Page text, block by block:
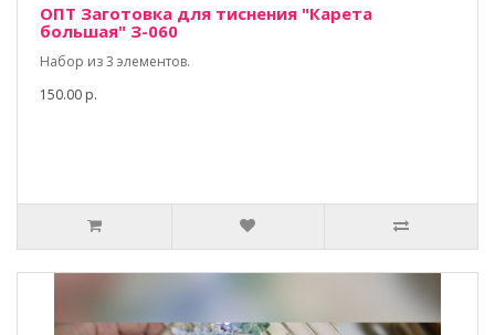
ОПТ Заготовка для тиснения "Карета
большая" З-060
Набор из 3 элементов.
150.00 р.